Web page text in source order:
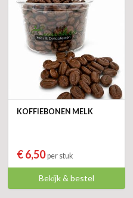
KOFFIEBONEN MELK
€ 6,50per stuk
Bekijk & bestel